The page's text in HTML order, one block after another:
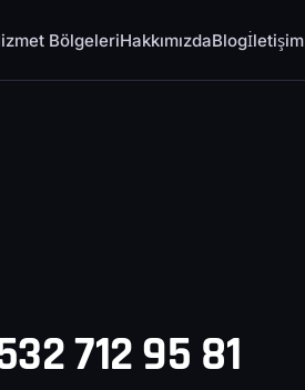
BölgeleriHakkımızdaBlogİletişim
712 95 81